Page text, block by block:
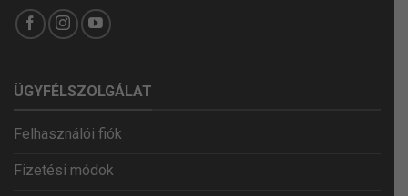
ÜGYFÉLSZOLGÁLAT
Felhasználói fiók
Fizetési módok